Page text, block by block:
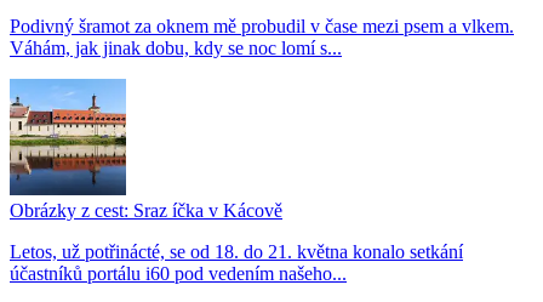
Podivný šramot za oknem mě probudil v čase mezi psem a vlkem.
Váhám, jak jinak dobu, kdy se noc lomí s...
Obrázky z cest: Sraz íčka v Kácově
Letos, už potřinácté, se od 18. do 21. května konalo setkání
účastníků portálu i60 pod vedením našeho...